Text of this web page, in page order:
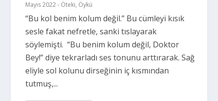
Mayıs 2022 - Öteki, Öykü
“Bu kol benim kolum değil.” Bu cümleyi kısık
sesle fakat nefretle, sanki tıslayarak
söylemişti. “Bu benim kolum değil, Doktor
Bey!” diye tekrarladı ses tonunu arttırarak. Sağ
eliyle sol kolunu dirseğinin iç kısmından
tutmuş,...